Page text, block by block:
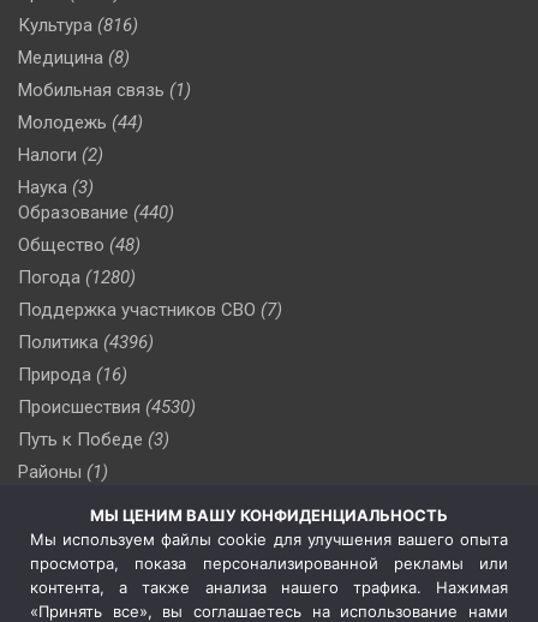
Культура (816)
Медицина (8)
Мобильная связь (1)
Молодежь (44)
Налоги (2)
Наука (3)
Образование (440)
Общество (48)
Погода (1280)
Поддержка участников СВО (7)
Политика (4396)
Природа (16)
Происшествия (4530)
Путь к Победе (3)
Районы (1)
(510)
Сельское хозяйство (3)
Социальная политика
(3)
Спецоперация в Украине
МЫ ЦЕНИМ ВАШУ КОНФИДЕНЦИАЛЬНОСТЬ
Мы используем файлы cookie для улучшения вашего опыта
просмотра, показа персонализированной рекламы или
контента, а также анализа нашего трафика. Нажимая
«Принять все», вы соглашаетесь на использование нами